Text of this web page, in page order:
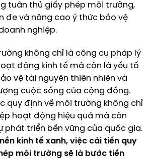
tuân thủ giấy phép môi trường,
đe và nâng cao ý thức bảo vệ
nghiệp.
không chỉ là công cụ pháp lý
động kinh tế mà còn là yếu tố
vệ tài nguyên thiên nhiên và
cuộc sống của cộng đồng.
quy định về môi trường không chỉ
hoạt động hiệu quả mà còn
phát triển bền vững của quốc gia.
kinh tế xanh, việc cải tiến quy
môi trường sẽ là bước tiến